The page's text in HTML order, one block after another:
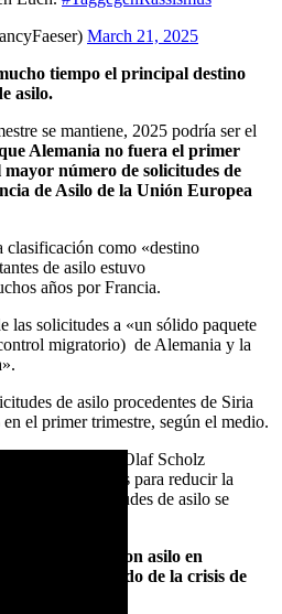
March 21, 2025
tiempo el principal destino
asilo.
se mantiene, 2025 podría ser el
Alemania no fuera el primer
número de solicitudes de
de Asilo de la Unión Europea
clasificación como «destino
de asilo estuvo
años por Francia.
las solicitudes a «un sólido paquete
migratorio) de Alemania y la
de asilo procedentes de Siria
el primer trimestre, según el medio.
en funciones, Olaf Scholz
sus esfuerzos para reducir la
de que las solicitudes de asilo se
solicitaron asilo en
el punto álgido de la crisis de